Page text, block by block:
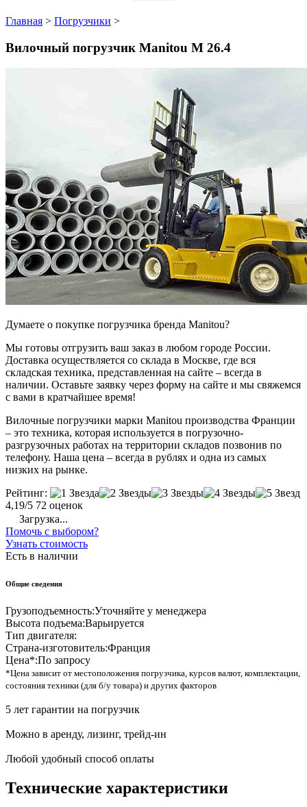
Главная > Погрузчики >
Вилочный погрузчик Manitou M 26.4
Думаете о покупке погрузчика бренда Manitou?
Мы готовы отгрузить ваш заказ в любом городе России.
Доставка осуществляется со склада в Москве, где вся
складская техника, представленная на сайте – всегда в
наличии. Оставьте заявку через форму на сайте и мы свяжемся
с вами в кратчайшее время!
Вилочные погрузчики марки Manitou производства Франции
– это техника, которая используется в погрузочно-
разгрузочных работах на территории складов позвонив по
телефону. Наша цена – всегда в рублях и одна из самых
низких на рынке.
Рейтинг:
4,19/5 72 оценок
Загрузка...
Помочь с выбором?
Узнать стоимость
Есть в наличии
Общие сведения
Грузоподъемность:Уточняйте у менеджера
Высота подъема:Варьируется
Тип двигателя:
Страна-изготовитель:Франция
Цена*:По запросу
*Цена зависит от местоположения погрузчика, курсов валют, комплектации,
состояния техники (для б/у товара) и других факторов
5 лет гарантии на погрузчик
Можно в аренду, лизинг, трейд-ин
Любой удобный способ оплаты
Технические характеристики